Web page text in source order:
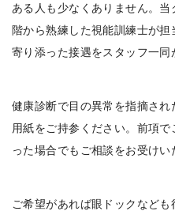
ある人も少なくありません。
階から熟練した視能訓練士が
寄り添った接遇をスタッフ一同
健康診断で目の異常を指摘され
用紙をご持参ください。 前項で
った場合でもご相談をお受けい
ご希望があれば眼ドックなど